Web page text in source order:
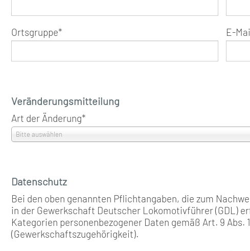
Ortsgruppe* E-
Veränderungsmitteilung
Art der Änderung*
Bitte auswählen
Datenschutz
Bei den oben genannten Pflichtangaben, die zum
in der Gewerkschaft Deutscher Lokomotivführer (GDL)
Kategorien personenbezogener Daten gemäß Art. 9 Abs.
(Gewerkschaftszugehörigkeit).